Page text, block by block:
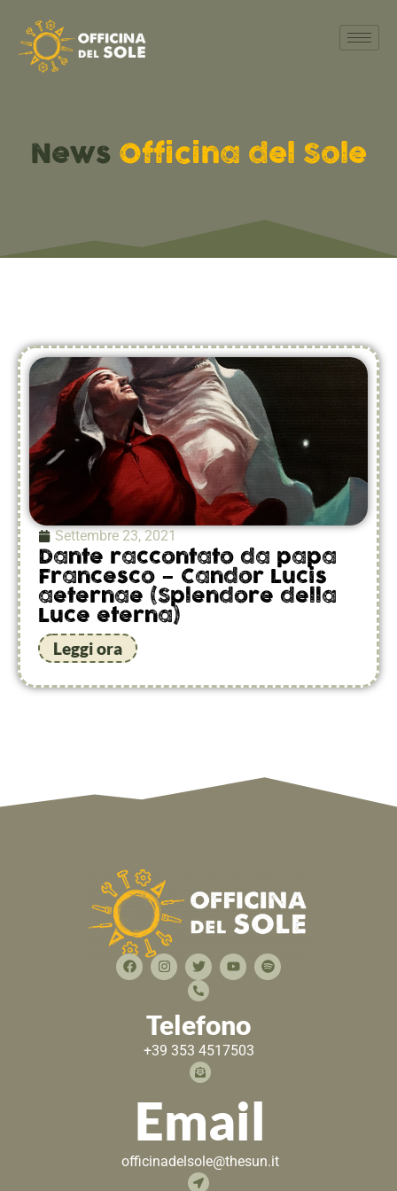
News Officina del Sole
Settembre 23, 2021
Dante raccontato da papa
Francesco – Candor Lucis
aeternae (Splendore della
Luce eterna)
Leggi ora
Telefono
+39 353 4517503
Email
officinadelsole@thesun.it